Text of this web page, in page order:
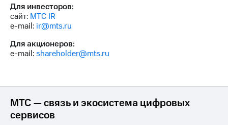
региона
Правовая
Контакты
Пресс-
МТС
Для инвесторов:
сайт: МТС IR
e-mail: ir@mts.ru
Для акционеров:
e-mail:shareholder@mts.ru
МТС — связь и экосистема цифровых
сервисов